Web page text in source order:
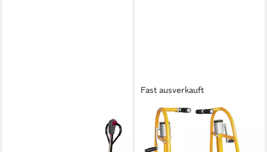
Fast ausverkauft
Hubwagen, Hubtransporter,
mechanischer Hub 300 mm,
Rad 150 mm